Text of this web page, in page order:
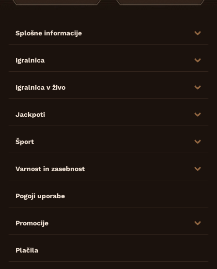
Splošne informacije
Igralnica
Igralnica v živo
Jackpoti
Šport
Varnost in zasebnost
Pogoji uporabe
Promocije
Plačila